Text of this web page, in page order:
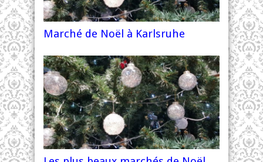
Marché de Noël à Karlsruhe